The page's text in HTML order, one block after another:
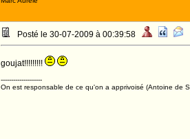
Posté le 30-07-2009 à 00:39:58
goujat!!!!!!!!!
--------------------
On est responsable de ce qu'on a apprivoisé (Antoine de